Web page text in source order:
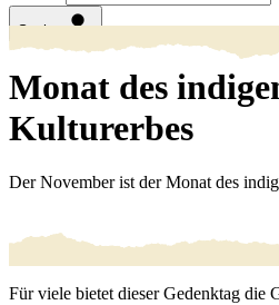
Suchen
Monat des
Kulturerbes
Der November ist der Monat des
Für viele bietet dieser Gedenktag die